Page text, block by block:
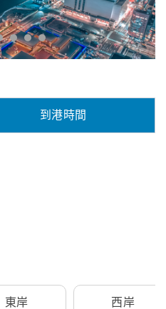
到港時間
東岸
西岸